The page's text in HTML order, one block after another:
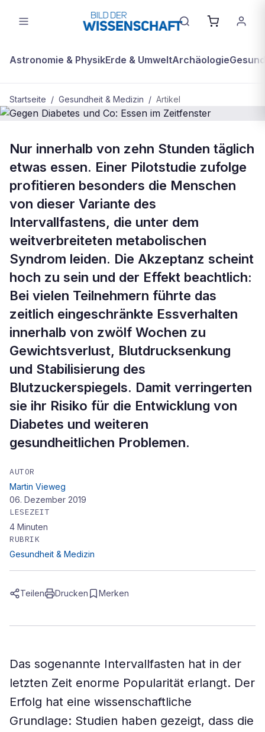
Astronomie & PhysikErde & UmweltArchäologie
Startseite / Gesundheit & Medizin / Artikel
Gegen Diabetes und Co: Essen im
Zeitfenster
Nur innerhalb von zehn Stunden täglich
etwas essen. Einer Pilotstudie zufolge
profitieren besonders die Menschen
von dieser Variante des
Intervallfastens, die unter dem
weitverbreiteten metabolischen
Syndrom leiden. Die Akzeptanz scheint
hoch zu sein und der Effekt beachtlich:
Bei vielen Teilnehmern führte das
zeitlich eingeschränkte Essverhalten
innerhalb von zwölf Wochen zu
Gewichtsverlust, Blutdrucksenkung
und Stabilisierung des
Blutzuckerspiegels. Damit verringerten
sie ihr Risiko für die Entwicklung von
Diabetes und weiteren
gesundheitlichen Problemen.
AUTOR
Martin Vieweg
06. Dezember 2019
LESEZEIT
4 Minuten
RUBRIK
Gesundheit & Medizin
Teilen Drucken Merken
Das sogenannte Intervallfasten hat in der
letzten Zeit enorme Popularität erlangt. Der
Erfolg hat eine wissenschaftliche
Grundlage: Studien haben gezeigt, dass die